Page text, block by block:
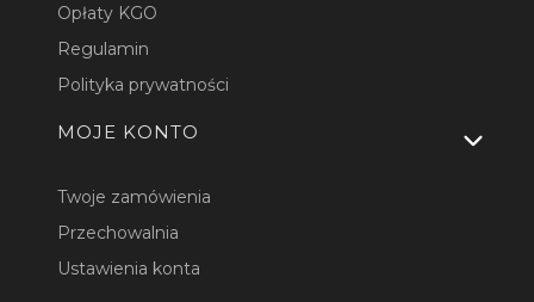
Opłaty KGO
Regulamin
Polityka prywatności
MOJE KONTO
Twoje zamówienia
Przechowalnia
Ustawienia konta